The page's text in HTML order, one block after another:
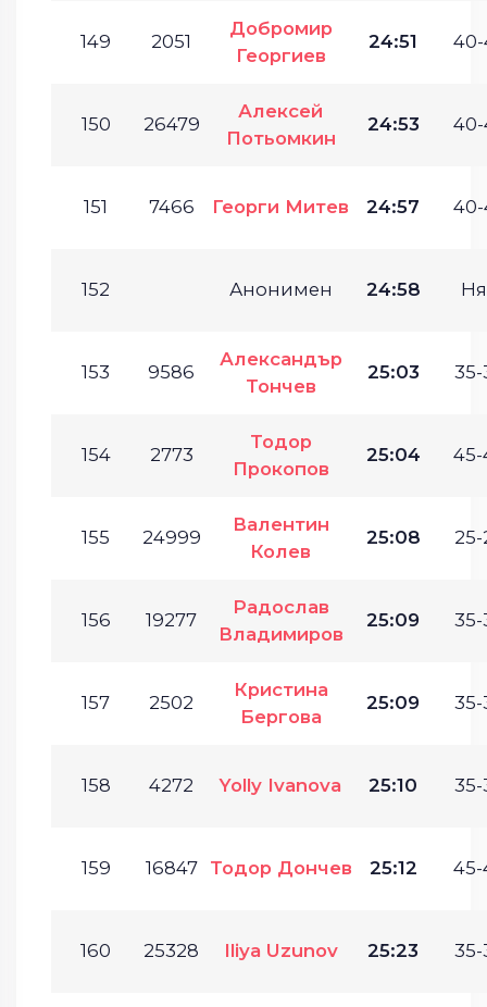
149 2051
Добромир
Георгиев
24:51 40-
150 26479
Алексей
Потьомкин
24:53 40-
151 7466 Георги Митев 24:57 40-
152 Анонимен 24:58
153 9586
Александър
Тончев
25:03 35-
154 2773
Тодор
Прокопов
25:04 45-
155 24999
Валентин
Колев
25:08 25-
156 19277
Радослав
Владимиров
25:09 35-
157 2502
Кристина
Бергова
25:09 35-
158 4272 Yolly Ivanova 25:10 35-
159 16847 Тодор Дончев 25:12 45-
160 25328 Iliya Uzunov 25:23 35-